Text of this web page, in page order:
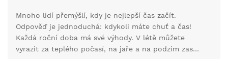
Mnoho lidí přemýšlí, kdy je nejlepší čas začít.
Odpověď je jednoduchá: kdykoli máte chuť a čas!
Každá roční doba má své výhody. V létě můžete
vyrazit za teplého počasí, na jaře a na podzim zase